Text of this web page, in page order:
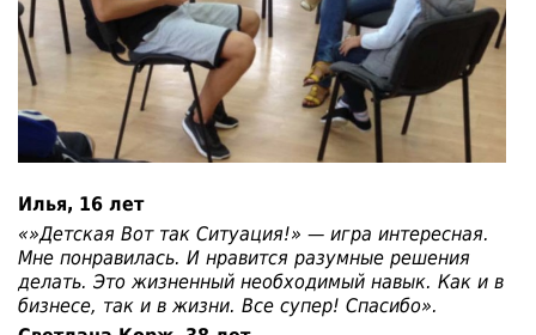
Илья, 16 лет
«»Детская Вот так Ситуация!» — игра интересная.
Мне понравилась. И нравится разумные решения
делать. Это жизненный необходимый навык. Как и в
бизнесе, так и в жизни. Все супер! Спасибо».